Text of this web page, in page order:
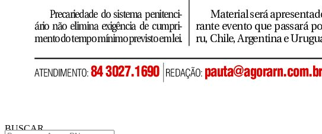
BUSCAR